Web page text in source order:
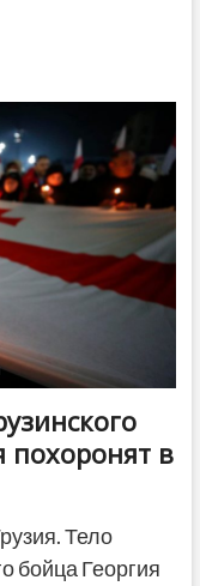
похоронят в
Тело
бойца Георгия